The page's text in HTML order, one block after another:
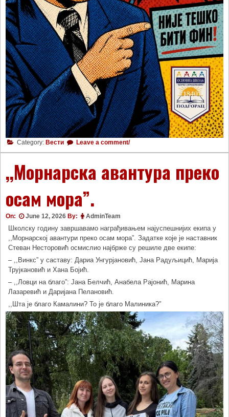
Category: Вести Leave a comment/
,,Морнарска авантура преко
осам мора”.
On: June 12, 2026 By: AdminTeam
Школску годину завршавамо награђивањем најуспешнијих екипа у
,,Морнарској авантури преко осам мора”. Задатке које је наставник
Стеван Несторовић осмислио најбрже су решиле две екипе:
– ,,Винкс” у саставу: Дариа Унгурјановић, Јана Радуљицић, Марија
Трујкановић и Хана Бојић.
– ,,Ловци на благо”: Јана Белчић, Анабела Рајонић, Марина
Лазаревић и Даријана Пелановић.
,,Шта је благо Камалини? То је благо Малиника?”